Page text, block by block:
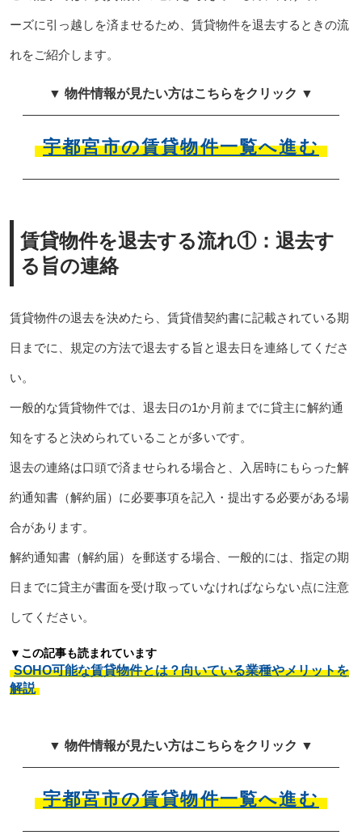
ーズに引っ越しを済ませるため、賃貸物件を退去するときの流
れをご紹介します。
▼ 物件情報が見たい方はこちらをクリック ▼
宇都宮市の賃貸物件一覧へ進む
賃貸物件を退去する流れ①：退去す
る旨の連絡
賃貸物件の退去を決めたら、賃貸借契約書に記載されている期
日までに、規定の方法で退去する旨と退去日を連絡してくださ
い。
一般的な賃貸物件では、退去日の1か月前までに貸主に解約通
知をすると決められていることが多いです。
退去の連絡は口頭で済ませられる場合と、入居時にもらった解
約通知書（解約届）に必要事項を記入・提出する必要がある場
合があります。
解約通知書（解約届）を郵送する場合、一般的には、指定の期
日までに貸主が書面を受け取っていなければならない点に注意
してください。
▼この記事も読まれています
SOHO可能な賃貸物件とは？向いている業種やメリットを
解説
▼ 物件情報が見たい方はこちらをクリック ▼
宇都宮市の賃貸物件一覧へ進む